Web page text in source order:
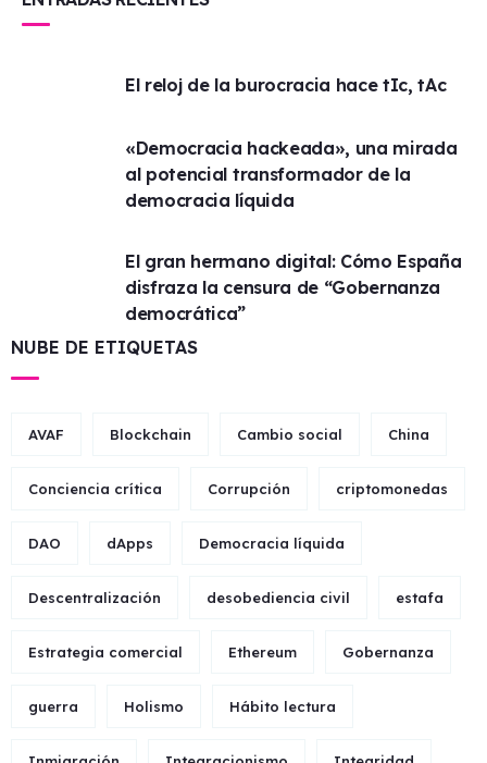
El reloj de la burocracia hace tIc, tAc
«Democracia hackeada», una mirada
al potencial transformador de la
democracia líquida
El gran hermano digital: Cómo España
disfraza la censura de “Gobernanza
democrática”
NUBE DE ETIQUETAS
AVAF Blockchain Cambio social China
Conciencia crítica Corrupción criptomonedas
DAO dApps Democracia líquida
Descentralización desobediencia civil estafa
Estrategia comercial Ethereum Gobernanza
guerra Holismo Hábito lectura